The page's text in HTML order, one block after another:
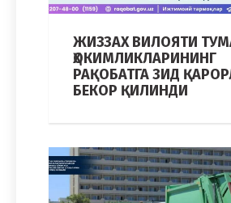
ЖИЗЗАХ ВИЛОЯТИ
ҲОКИМЛИКЛАРИНИНГ
РАҚОБАТГА ЗИД
БЕКОР ҚИЛИНДИ